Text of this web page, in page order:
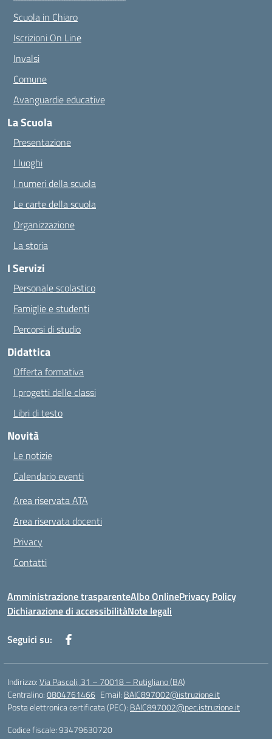
Scuola in Chiaro
Iscrizioni On Line
Invalsi
Comune
Avanguardie educative
La Scuola
Presentazione
I luoghi
I numeri della scuola
Le carte della scuola
Organizzazione
La storia
I Servizi
Personale scolastico
Famiglie e studenti
Percorsi di studio
Didattica
Offerta formativa
I progetti delle classi
Libri di testo
Novità
Le notizie
Calendario eventi
Area riservata ATA
Area riservata docenti
Privacy
Contatti
Amministrazione trasparenteAlbo OnlinePrivacy Policy
Dichiarazione di accessibilitàNote legali
Seguici su:
Indirizzo:Via Pascoli, 31 – 70018 – Rutigliano (BA)
Centralino:0804761466 Email: BAIC897002@istruzione.it
Posta elettronica certificata (PEC): BAIC897002@pec.istruzione.it
Codice fiscale: 93479630720